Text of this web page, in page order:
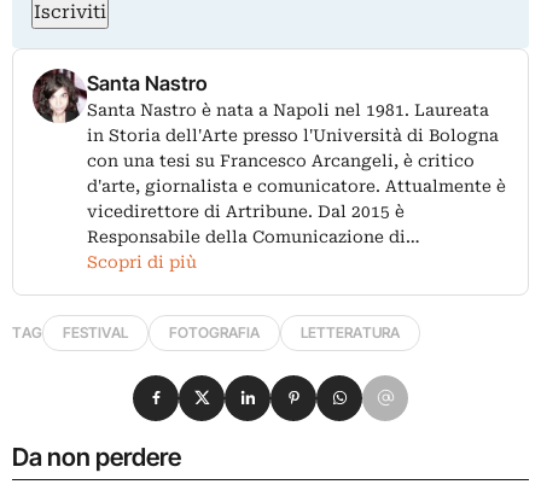
Iscriviti
Santa Nastro
Santa Nastro è nata a Napoli nel 1981. Laureata
in Storia dell'Arte presso l'Università di Bologna
con una tesi su Francesco Arcangeli, è critico
d'arte, giornalista e comunicatore. Attualmente è
vicedirettore di Artribune. Dal 2015 è
Responsabile della Comunicazione di…
Scopri di più
TAG FESTIVAL FOTOGRAFIA LETTERATURA
Da non perdere
Condividi su Facebook
Condividi su X
Condividi su LinkedIn
Condividi su Pinterest
Condividi su WhatsApp
Condividi su Email